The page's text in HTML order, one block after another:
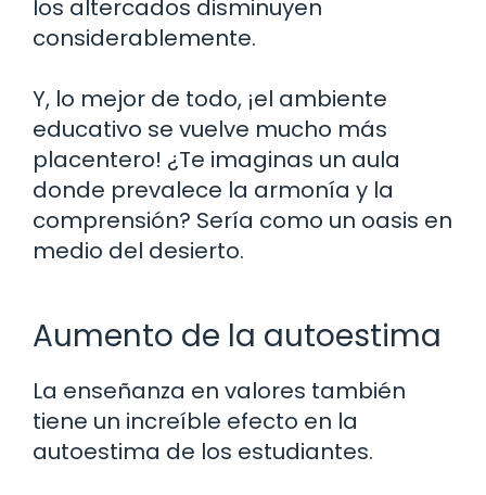
los altercados disminuyen
considerablemente.
Y, lo mejor de todo, ¡el ambiente
educativo se vuelve mucho más
placentero! ¿Te imaginas un aula
donde prevalece la armonía y la
comprensión? Sería como un oasis en
medio del desierto.
Aumento de la autoestima
La enseñanza en valores también
tiene un increíble efecto en la
autoestima de los estudiantes.